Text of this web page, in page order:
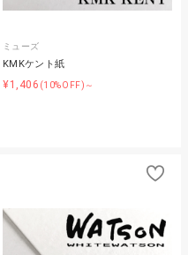
ミューズ
KMKケント紙
¥1,406 (10%OFF)～